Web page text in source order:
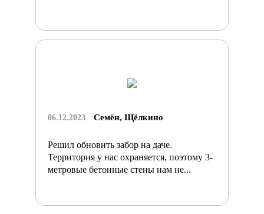
06.12.2023 Семён, Щёлкино
Решил обновить забор на даче.
Территория у нас охраняется, поэтому 3-
метровые бетонные стены нам не...